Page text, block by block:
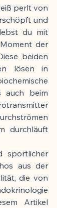
von
vom
perlt von
und
du mit
der
beiden
lösen in
auch beim
durchläuft
sportlicher
aus der
die von
Artikel